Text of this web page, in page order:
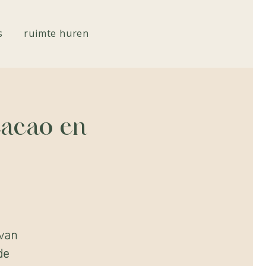
ruimte huren
en